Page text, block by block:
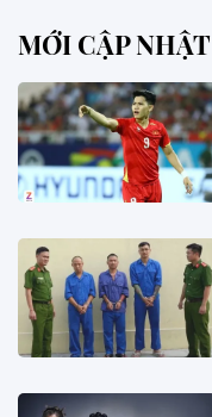
MỚI CẬP NHẬT